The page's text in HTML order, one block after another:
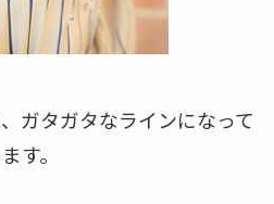
ガタガタなラインになって
す。